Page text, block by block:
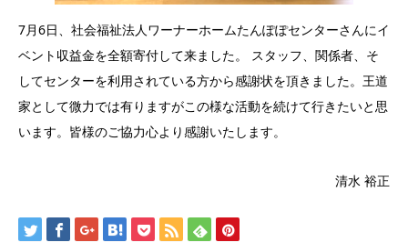
7月6日、社会福祉法人ワーナーホームたんぽぽセンターさんにイ
ベント収益金を全額寄付して来ました。 スタッフ、関係者、そ
してセンターを利用されている方から感謝状を頂きました。王道
家として微力では有りますがこの様な活動を続けて行きたいと思
います。皆様のご協力心より感謝いたします。
清水 裕正